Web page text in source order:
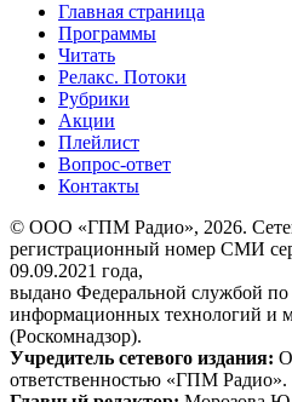
Главная страница
Программы
Читать
Релакс. Потоки
Рубрики
Акции
Плейлист
Вопрос-ответ
Контакты
© ООО «ГПМ Радио», 2026.
регистрационный номер СМИ
09.09.2021 года,
выдано Федеральной службой по
информационных технологий и
(Роскомнадзор).
Учредитель сетевого издания:
ответственностью «ГПМ Радио».